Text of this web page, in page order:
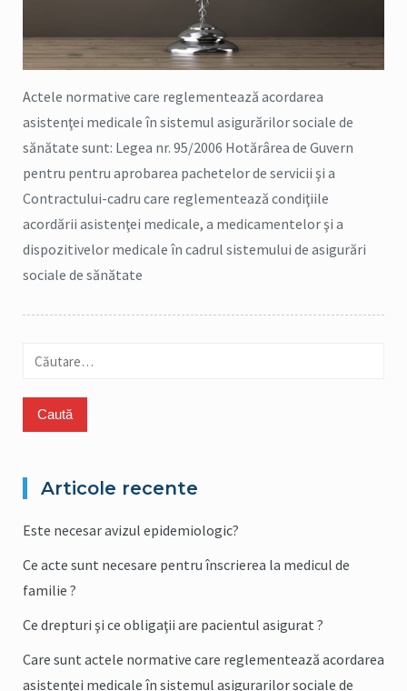
Actele normative care reglementează acordarea
asistenţei medicale în sistemul asigurărilor sociale de
sănătate sunt: Legea nr. 95/2006 Hotărârea de Guvern
pentru pentru aprobarea pachetelor de servicii şi a
Contractului-cadru care reglementează condiţiile
acordării asistenţei medicale, a medicamentelor şi a
dispozitivelor medicale în cadrul sistemului de asigurări
sociale de sănătate
Caută
Articole recente
Este necesar avizul epidemiologic?
Ce acte sunt necesare pentru înscrierea la medicul de
familie ?
Ce drepturi şi ce obligaţii are pacientul asigurat ?
Care sunt actele normative care reglementează acordarea
asistenţei medicale în sistemul asigurarilor sociale de